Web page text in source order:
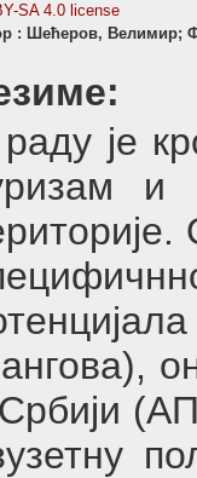
SA 4.0 license
: Шећеров, Велимир;
је
и